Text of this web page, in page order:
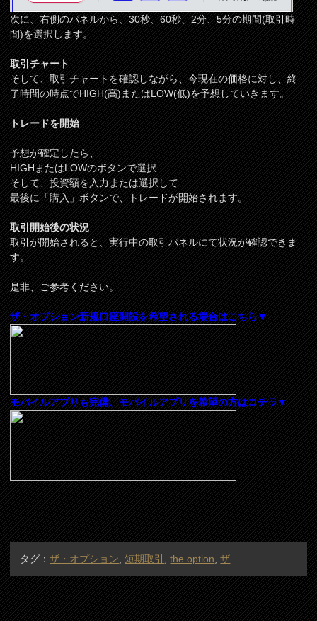
次に、右側のパネルから、30秒、60秒、2分、5分の期間(取引時
間)を選択します。
取引チャート
そして、取引チャートを確認しながら、今現在の価格に対し、終
了時間の時点でHIGH(高)またはLOW(低)を予想していきます。
トレードを開始
予想が確定したら、
HIGHまたはLOWのボタンで選択
そして、投資額を入力または選択して
最後に「購入」ボタンで、トレードが開始されます。
取引開始後の状況
取引が開始されると、実行中の取引パネルにて状況が確認できま
す。
是非、ご参考ください。
ザ・オプション新規口座開設を希望される場合はこちら▼
モバイルアプリも完備、モバイルアプリを希望の方はコチラ▼
タグ：ザ・オプション 短期取引 ,the option ,ザ